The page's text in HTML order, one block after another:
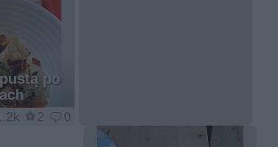
po
2 0